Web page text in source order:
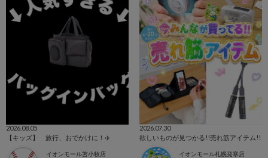
2026.08.05
【キッズ】 旅行、おでかけに！✈️
イオンモール苫小牧店
2026.07.30
欲しいものが見つかる!!売れ筋アイテム!!
イオンモール札幌発寒店